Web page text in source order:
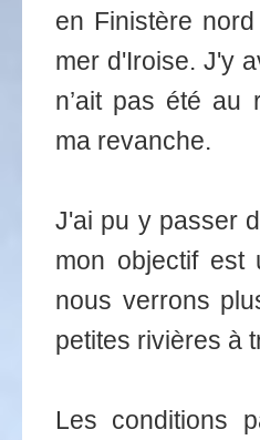
en Finistère
mer d'Iroise. J'y
n’ait pas été au
ma revanche.
J'ai pu y passer
mon objectif est
nous verrons
petites rivières à
Les conditions